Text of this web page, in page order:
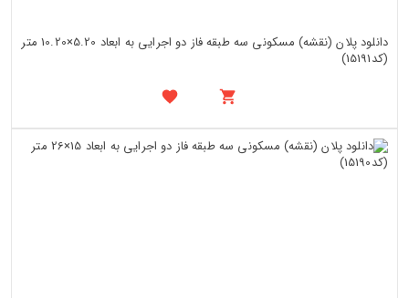
دانلود پلان (نقشه) مسکونی سه طبقه فاز دو اجرایی به ابعاد 5.20×10.20 متر
(کد15191)